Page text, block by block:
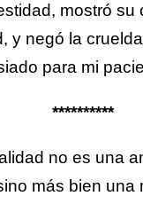
mostró su
y negó la
para mi
**********
no es una
más bien una